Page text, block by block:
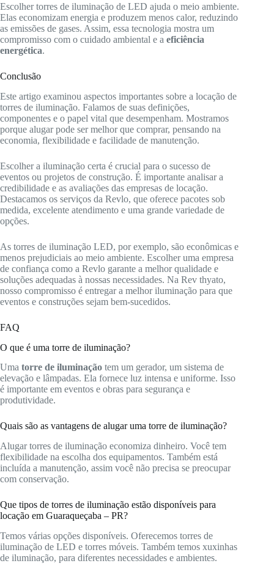
Escolher torres de iluminação de LED ajuda o meio ambiente.
Elas economizam energia e produzem menos calor, reduzindo
as emissões de gases. Assim, essa tecnologia mostra um
compromisso com o cuidado ambiental e a eficiência
energética.
Conclusão
Este artigo examinou aspectos importantes sobre a locação de
torres de iluminação. Falamos de suas definições,
componentes e o papel vital que desempenham. Mostramos
porque alugar pode ser melhor que comprar, pensando na
economia, flexibilidade e facilidade de manutenção.
Escolher a iluminação certa é crucial para o sucesso de
eventos ou projetos de construção. É importante analisar a
credibilidade e as avaliações das empresas de locação.
Destacamos os serviços da Revlo, que oferece pacotes sob
medida, excelente atendimento e uma grande variedade de
opções.
As torres de iluminação LED, por exemplo, são econômicas e
menos prejudiciais ao meio ambiente. Escolher uma empresa
de confiança como a Revlo garante a melhor qualidade e
soluções adequadas à nossas necessidades. Na Rev thyato,
nosso compromisso é entregar a melhor iluminação para que
eventos e construções sejam bem-sucedidos.
FAQ
O que é uma torre de iluminação?
Uma torre de iluminação tem um gerador, um sistema de
elevação e lâmpadas. Ela fornece luz intensa e uniforme. Isso
é importante em eventos e obras para segurança e
produtividade.
Quais são as vantagens de alugar uma torre de iluminação?
Alugar torres de iluminação economiza dinheiro. Você tem
flexibilidade na escolha dos equipamentos. Também está
incluída a manutenção, assim você não precisa se preocupar
com conservação.
Que tipos de torres de iluminação estão disponíveis para
locação em Guaraqueçaba – PR?
Temos várias opções disponíveis. Oferecemos torres de
iluminação de LED e torres móveis. Também temos xuxinhas
de iluminação, para diferentes necessidades e ambientes.